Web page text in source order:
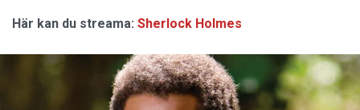
Här kan du streama: Sherlock Holmes